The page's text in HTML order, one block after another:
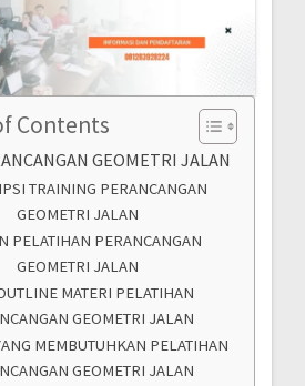
Contents
GEOMETRI JALAN
TRAINING PERANCANGAN
GEOMETRI JALAN
PELATIHAN PERANCANGAN
GEOMETRI JALAN
MATERI PELATIHAN
GEOMETRI JALAN
MEMBUTUHKAN PELATIHAN
GEOMETRI JALAN